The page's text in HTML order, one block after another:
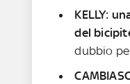
KELLY:
del
dubbio